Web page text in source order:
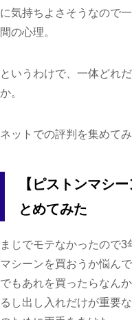
に気持ちよさそうなので
間の心理。
というわけで、一体どれ
か。
ネットでの評判を集めてみ
【ピストンマシ
とめてみた
まじでモテなかったので
マシーンを買おうか悩ん
でもあれを買ったらなん
るし出し入れだけが重要